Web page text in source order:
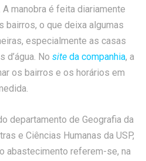
manobra é feita diariamente
bairros, o que deixa algumas
especialmente as casas
d’água. No site da companhia, a
os bairros e os horários em
departamento de Geografia da
e Ciências Humanas da USP,
abastecimento referem-se, na